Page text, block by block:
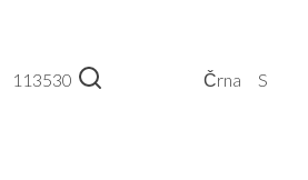
113530 Črna S